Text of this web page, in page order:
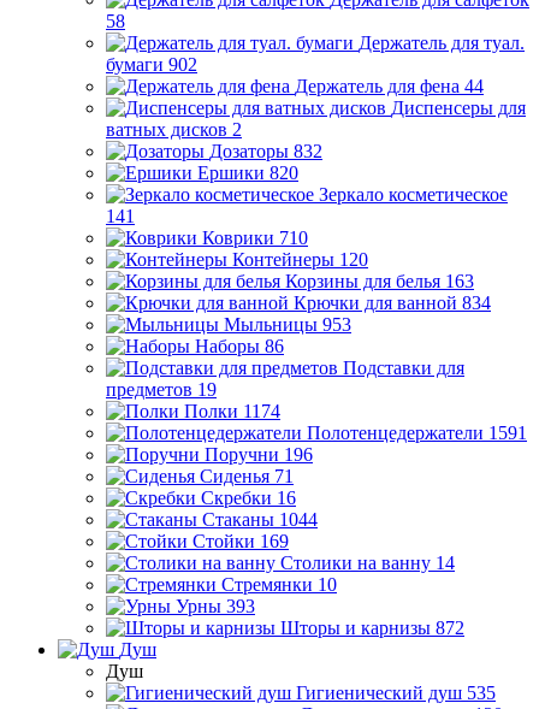
58
Держатель для туал.
бумаги 902
Держатель для фена 44
Диспенсеры для
ватных дисков 2
Дозаторы 832
Ершики 820
Зеркало косметическое
141
Коврики 710
Контейнеры 120
Корзины для белья 163
Крючки для ванной 834
Мыльницы 953
Наборы 86
Подставки для
предметов 19
Полки 1174
Полотенцедержатели 1591
Поручни 196
Сиденья 71
Скребки 16
Стаканы 1044
Стойки 169
Столики на ванну 14
Стремянки 10
Урны 393
Шторы и карнизы 872
Душ
Душ
Гигиенический душ 535